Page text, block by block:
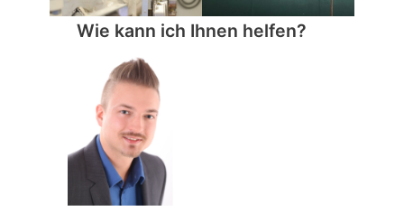
Wie kann ich Ihnen helfen?